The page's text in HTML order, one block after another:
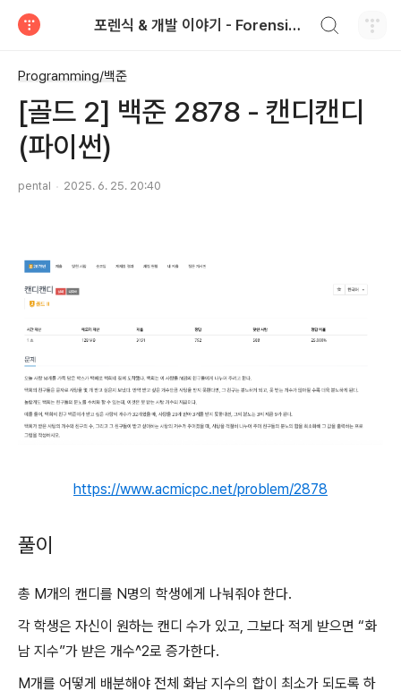
포렌식 & 개발 이야기 - Forensics & Development
Programming/백준
[골드 2] 백준 2878 - 캔디캔디
(파이썬)
pental 2025. 6. 25. 20:40
https://www.acmicpc.net/problem/2878
풀이
총 M개의 캔디를 N명의 학생에게 나눠줘야 한다.
각 학생은 자신이 원하는 캔디 수가 있고, 그보다 적게 받으면 “화
남 지수”가 받은 개수^2로 증가한다.
M개를 어떻게 배분해야 전체 화남 지수의 합이 최소가 되도록 하